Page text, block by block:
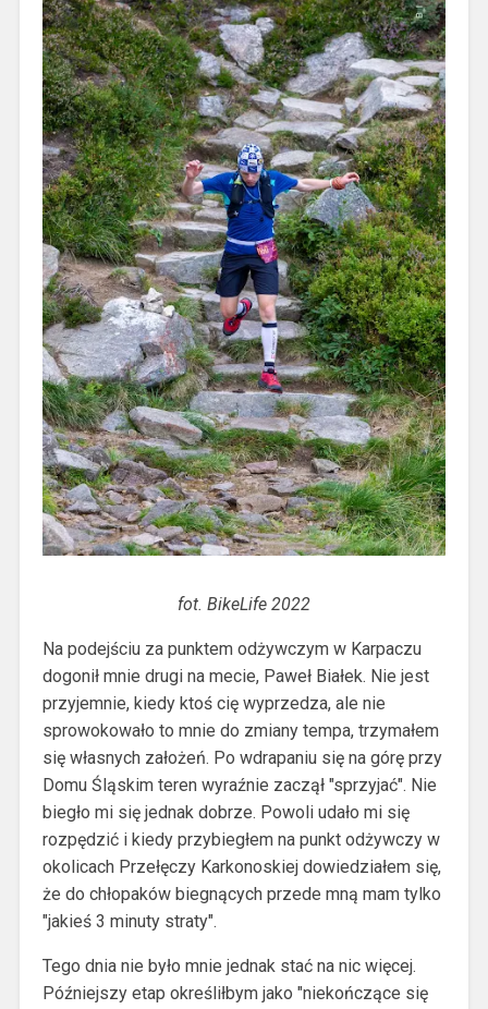
fot. BikeLife 2022
Na podejściu za punktem odżywczym w Karpaczu
dogonił mnie drugi na mecie, Paweł Białek. Nie jest
przyjemnie, kiedy ktoś cię wyprzedza, ale nie
sprowokowało to mnie do zmiany tempa, trzymałem
się własnych założeń. Po wdrapaniu się na górę przy
Domu Śląskim teren wyraźnie zaczął "sprzyjać". Nie
biegło mi się jednak dobrze. Powoli udało mi się
rozpędzić i kiedy przybiegłem na punkt odżywczy w
okolicach Przełęczy Karkonoskiej dowiedziałem się,
że do chłopaków biegnących przede mną mam tylko
"jakieś 3 minuty straty".
Tego dnia nie było mnie jednak stać na nic więcej.
Późniejszy etap określiłbym jako "niekończące się